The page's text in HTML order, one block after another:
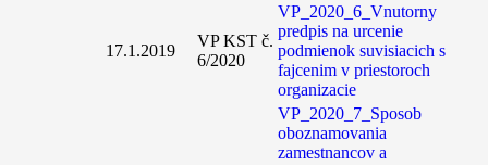
17.1.2019
VP KST č.
6/2020
VP_2020_6_Vnutorny
predpis na urcenie
podmienok suvisiacich s
fajcenim v priestoroch
organizacie
VP_2020_7_Sposob
oboznamovania
zamestnancov a